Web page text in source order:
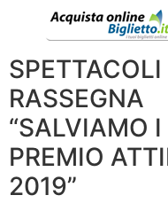
RASSEGNA
“SALVIAMO
PREMIO
2019”